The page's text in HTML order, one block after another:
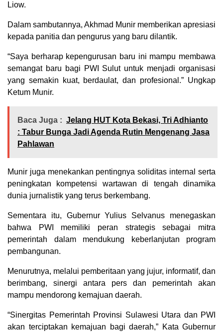
Liow.
Dalam sambutannya, Akhmad Munir memberikan apresiasi
kepada panitia dan pengurus yang baru dilantik.
“Saya berharap kepengurusan baru ini mampu membawa
semangat baru bagi PWI Sulut untuk menjadi organisasi
yang semakin kuat, berdaulat, dan profesional.” Ungkap
Ketum Munir.
Baca Juga : Jelang HUT Kota Bekasi, Tri Adhianto
: Tabur Bunga Jadi Agenda Rutin Mengenang Jasa
Pahlawan
Munir juga menekankan pentingnya soliditas internal serta
peningkatan kompetensi wartawan di tengah dinamika
dunia jurnalistik yang terus berkembang.
Sementara itu, Gubernur Yulius Selvanus menegaskan
bahwa PWI memiliki peran strategis sebagai mitra
pemerintah dalam mendukung keberlanjutan program
pembangunan.
Menurutnya, melalui pemberitaan yang jujur, informatif, dan
berimbang, sinergi antara pers dan pemerintah akan
mampu mendorong kemajuan daerah.
“Sinergitas Pemerintah Provinsi Sulawesi Utara dan PWI
akan terciptakan kemajuan bagi daerah,” Kata Gubernur